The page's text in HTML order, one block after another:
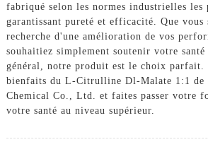
fabriqué selon les normes industrielles les
garantissant pureté et efficacité. Que vous
recherche d'une amélioration de vos
souhaitiez simplement soutenir votre
général, notre produit est le choix parfait.
bienfaits du L-Citrulline Dl-Malate 1:1 de
Chemical Co., Ltd. et faites passer votre
votre santé au niveau supérieur.